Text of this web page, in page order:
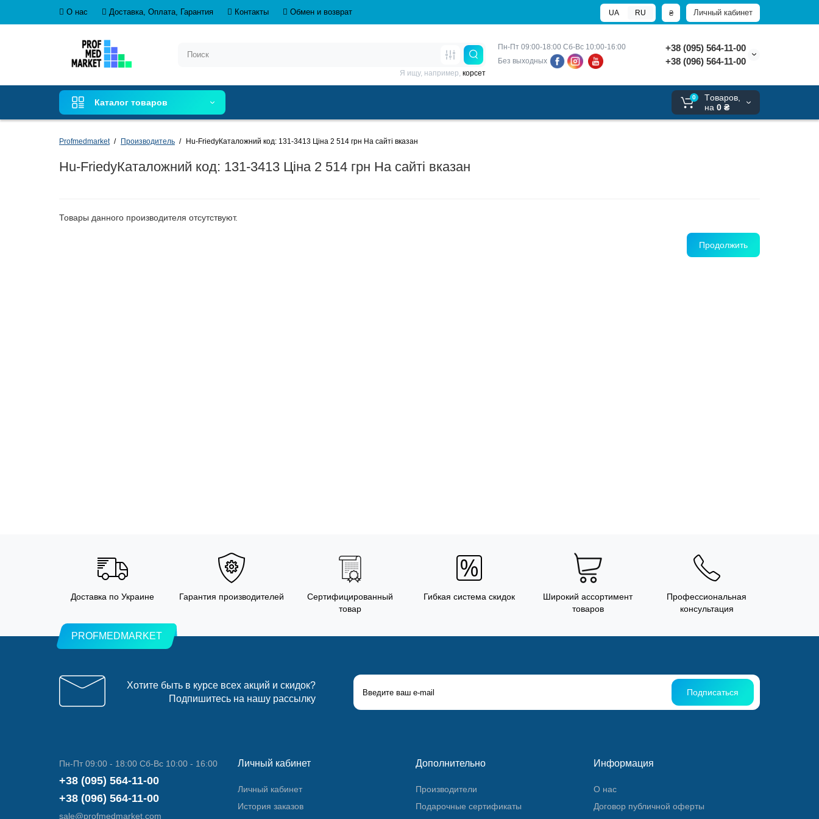
О нас Доставка, Оплата, Гарантия Контакты Обмен и возврат Личный кабинет
₴
UA RU
Пн-Пт 09:00-18:00 Сб-Вс 10:00-16:00
Без выходных
+38 (095) 564-11-00
+38 (096) 564-11-00
Я ищу, например, корсет
Каталог товаров
0
Tоваров,
на 0 ₴
Profmedmarket Производитель Hu-FriedyКаталожний код: 131-3413 Ціна 2 514 грн На сайті вказан
Hu-FriedyКаталожний код: 131-3413 Ціна 2 514 грн На сайті вказан
Товары данного производителя отсутствуют.
Продолжить
Доставка по Украине Гарантия производителей
Сертифицированный
товар
Гибкая система скидок
Широкий ассортимент
товаров
Профессиональная
консультация
PROFMEDMARKET
Хотите быть в курсе всех акций и скидок?
Подпишитесь на нашу рассылку
Подписаться
Пн-Пт 09:00 - 18:00 Сб-Вс 10:00 - 16:00
+38 (095) 564-11-00
+38 (096) 564-11-00
sale@profmedmarket.com
Личный кабинет
Личный кабинет
История заказов
Дополнительно
Производители
Подарочные сертификаты
Информация
О нас
Договор публичной оферты